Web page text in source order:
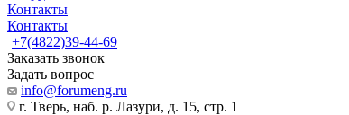
Контакты
Контакты
+7(4822)39-44-69
Заказать звонок
Задать вопрос
info@forumeng.ru
г. Тверь, наб. р. Лазури, д. 15, стр. 1